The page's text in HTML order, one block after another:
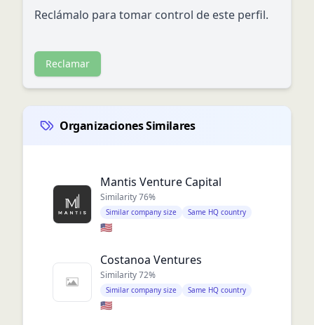
Reclámalo para tomar control de este perfil.
Reclamar
Organizaciones Similares
Mantis Venture Capital
Similarity76%
Similar company size Same HQ country
🇺🇸
Costanoa Ventures
Similarity72%
Similar company size Same HQ country
🇺🇸